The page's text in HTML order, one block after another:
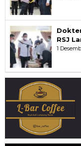
RSJ
1